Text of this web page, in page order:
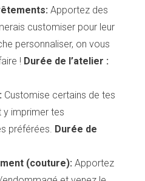
Apportez des
customiser pour leur
personnaliser, on vous
! Durée de l’atelier :
Customise certains de tes
y imprimer tes
préférées. Durée de
(couture):Apportez